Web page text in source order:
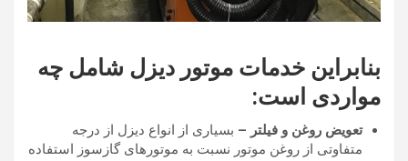
بنابراین خدمات موتور دیزل شامل چه
مواردی است:
تعویض روغن و فیلتر – بسیاری از انواع دیزل از درجه
متفاوتی از روغن موتور نسبت به موتورهای گازسوز استفاده